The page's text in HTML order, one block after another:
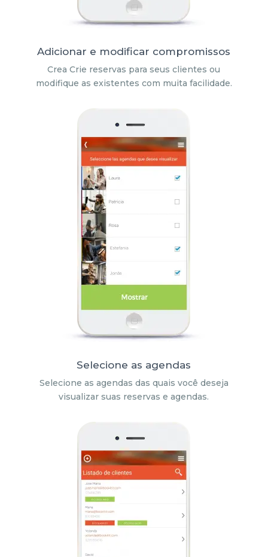
Adicionar e modificar compromissos
Crea Crie reservas para seus clientes ou
modifique as existentes com muita facilidade.
Selecione as agendas
Selecione as agendas das quais você deseja
visualizar suas reservas e agendas.